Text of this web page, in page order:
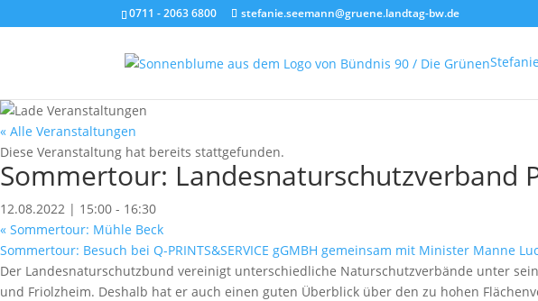
0711 - 2063 6800 stefanie.seemann@gruene.landtag-bw.de
« Alle Veranstaltungen
Diese Veranstaltung hat bereits stattgefunden.
Sommertour: Landesnaturschutzverband
12.08.2022 | 15:00 - 16:30
« Sommertour: Mühle Beck
Sommertour: Besuch bei Q-PRINTS&SERVICE gGMBH gemeinsam mit Minister Manne
Der Landesnaturschutzbund vereinigt unterschiedliche Naturschutzverbände unter
und Friolzheim. Deshalb hat er auch einen guten Überblick über den zu hohen